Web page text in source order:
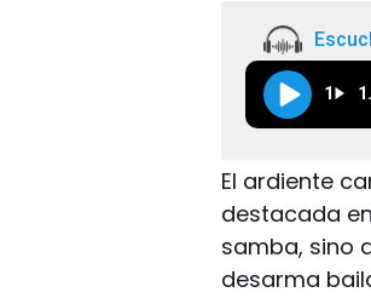
1
El ardiente
destacada
samba, sino
desarma